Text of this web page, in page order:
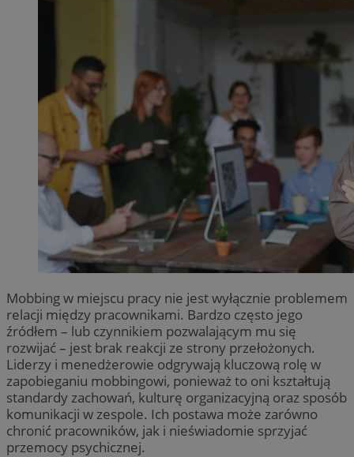
Mobbing w miejscu pracy nie jest wyłącznie problemem
relacji między pracownikami. Bardzo często jego
źródłem – lub czynnikiem pozwalającym mu się
rozwijać – jest brak reakcji ze strony przełożonych.
Liderzy i menedżerowie odgrywają kluczową rolę w
zapobieganiu mobbingowi, ponieważ to oni kształtują
standardy zachowań, kulturę organizacyjną oraz sposób
komunikacji w zespole. Ich postawa może zarówno
chronić pracowników, jak i nieświadomie sprzyjać
przemocy psychicznej.